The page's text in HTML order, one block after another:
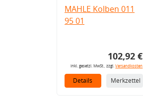
MAHLE Kolben 011
95 01
102,92 €
inkl. gesetzl. MwSt., zzgl.Versandkosten
Details Merkzettel